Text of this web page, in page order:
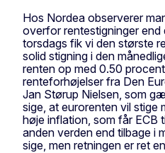
Hos Nordea observerer
overfor rentestigninger end
torsdags fik vi den største
solid stigning i den
renten op med 0.50
renteforhøjelser fra Den
Jan Størup Nielsen, som
sige, at eurorenten vil stige
høje inflation, som får ECB
anden verden end tilbage i
sige, men retningen er ret